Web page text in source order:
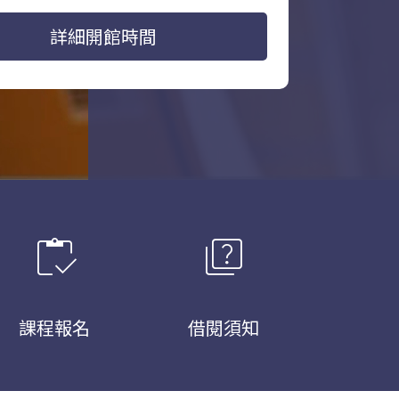
詳細開館時間
inventory
課程報名
quiz
借閱須知